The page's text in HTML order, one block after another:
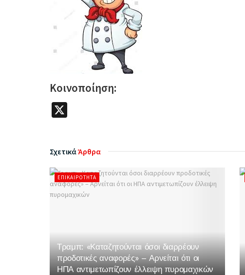
Κοινοποίηση:
ΣχετικάΆρθρα
ΕΠΙΚΑΙΡΌΤΗΤΑ
Τραμπ: «Καταζητούνται όσοι διαρρέουν
προδοτικές αναφορές» – Αρνείται ότι οι
ΗΠΑ αντιμετωπίζουν έλλειψη πυρομαχικών